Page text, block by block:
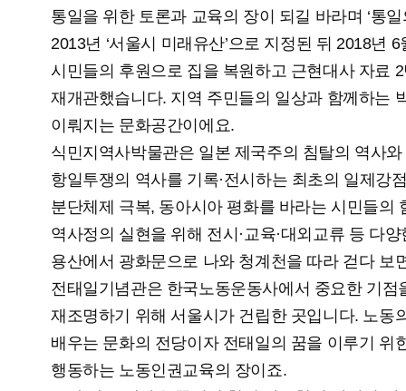
통일을 위한 토론과 교육의 장이 되길 바라며 ‘통
2013년 ‘서울시 미래유산’으로 지정된 뒤 2018년
시민들의 후원으로 집을 복원하고 근현대사 자료
재개관했습니다. 지역 주민들의 일상과 함께하는
이뤄지는 문화공간이에요.
식민지역사박물관은 일본 제국주의 침탈의 역사
항일투쟁의 역사를 기록·전시하는 최초의 일제강
분단체제 극복, 동아시아 평화를 바라는 시민들의
역사정의 실현을 위해 전시·교육·대외교류 등 다
용산에서 광화문으로 나와 청계천을 따라 걷다 보
전태일기념관은 한국노동운동사에서 중요한 기
재조명하기 위해 서울시가 건립한 곳입니다. 노동
배우는 문화의 전당이자 전태일의 꿈을 이루기 위
행동하는 노동인권교육의 장이죠.